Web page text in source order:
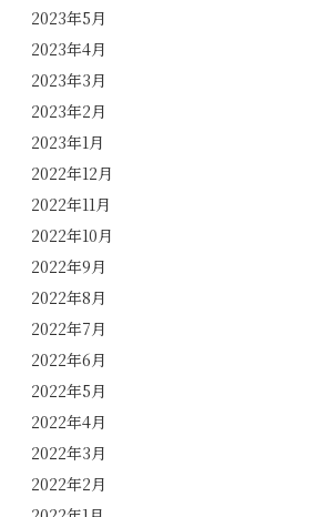
2023年5月
2023年4月
2023年3月
2023年2月
2023年1月
2022年12月
2022年11月
2022年10月
2022年9月
2022年8月
2022年7月
2022年6月
2022年5月
2022年4月
2022年3月
2022年2月